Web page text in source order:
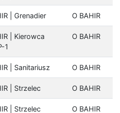
| Grenadier O BAHIR
| Kierowca
1
O BAHIR
| Sanitariusz O BAHIR
| Strzelec O BAHIR
| Strzelec O BAHIR